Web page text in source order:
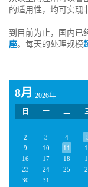
的适用性，均可实现
到目前为止，国内已
座。每天的处理规模
8月
2026年
日
一 二
2
3 4
9
10 11
16
17 18
23
24 25
30
31